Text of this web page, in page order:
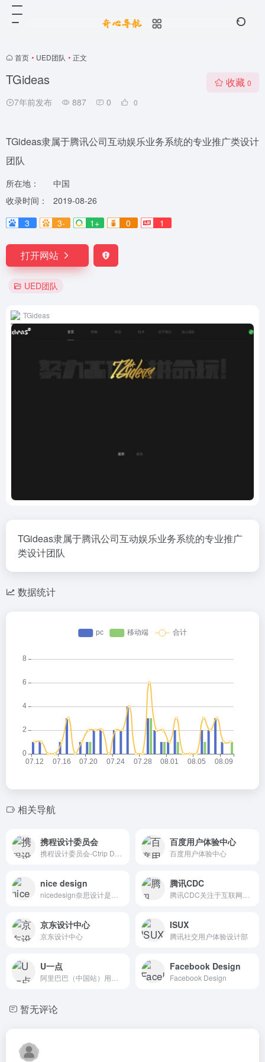
首页 • UED团队 • 正文
TGideas
7年前发布 887 0 0
收藏 0
TGideas隶属于腾讯公司互动娱乐业务系统的专业推广类设计
团队
所在地：
中国
收录时间：
2019-08-26
3
3- 1+ 0 1
打开网站
UED团队
TGideas
TGideas隶属于腾讯公司互动娱乐业务系统的专业推广
类设计团队
数据统计
相关导航
携程设计委员会 百度用户体验中心
百度用户体验中心
nice design 腾讯CDC
京东设计中心
京东设计中心
ISUX
腾讯社交用户体验设计部
U一点 Facebook Design
Facebook Design
暂无评论